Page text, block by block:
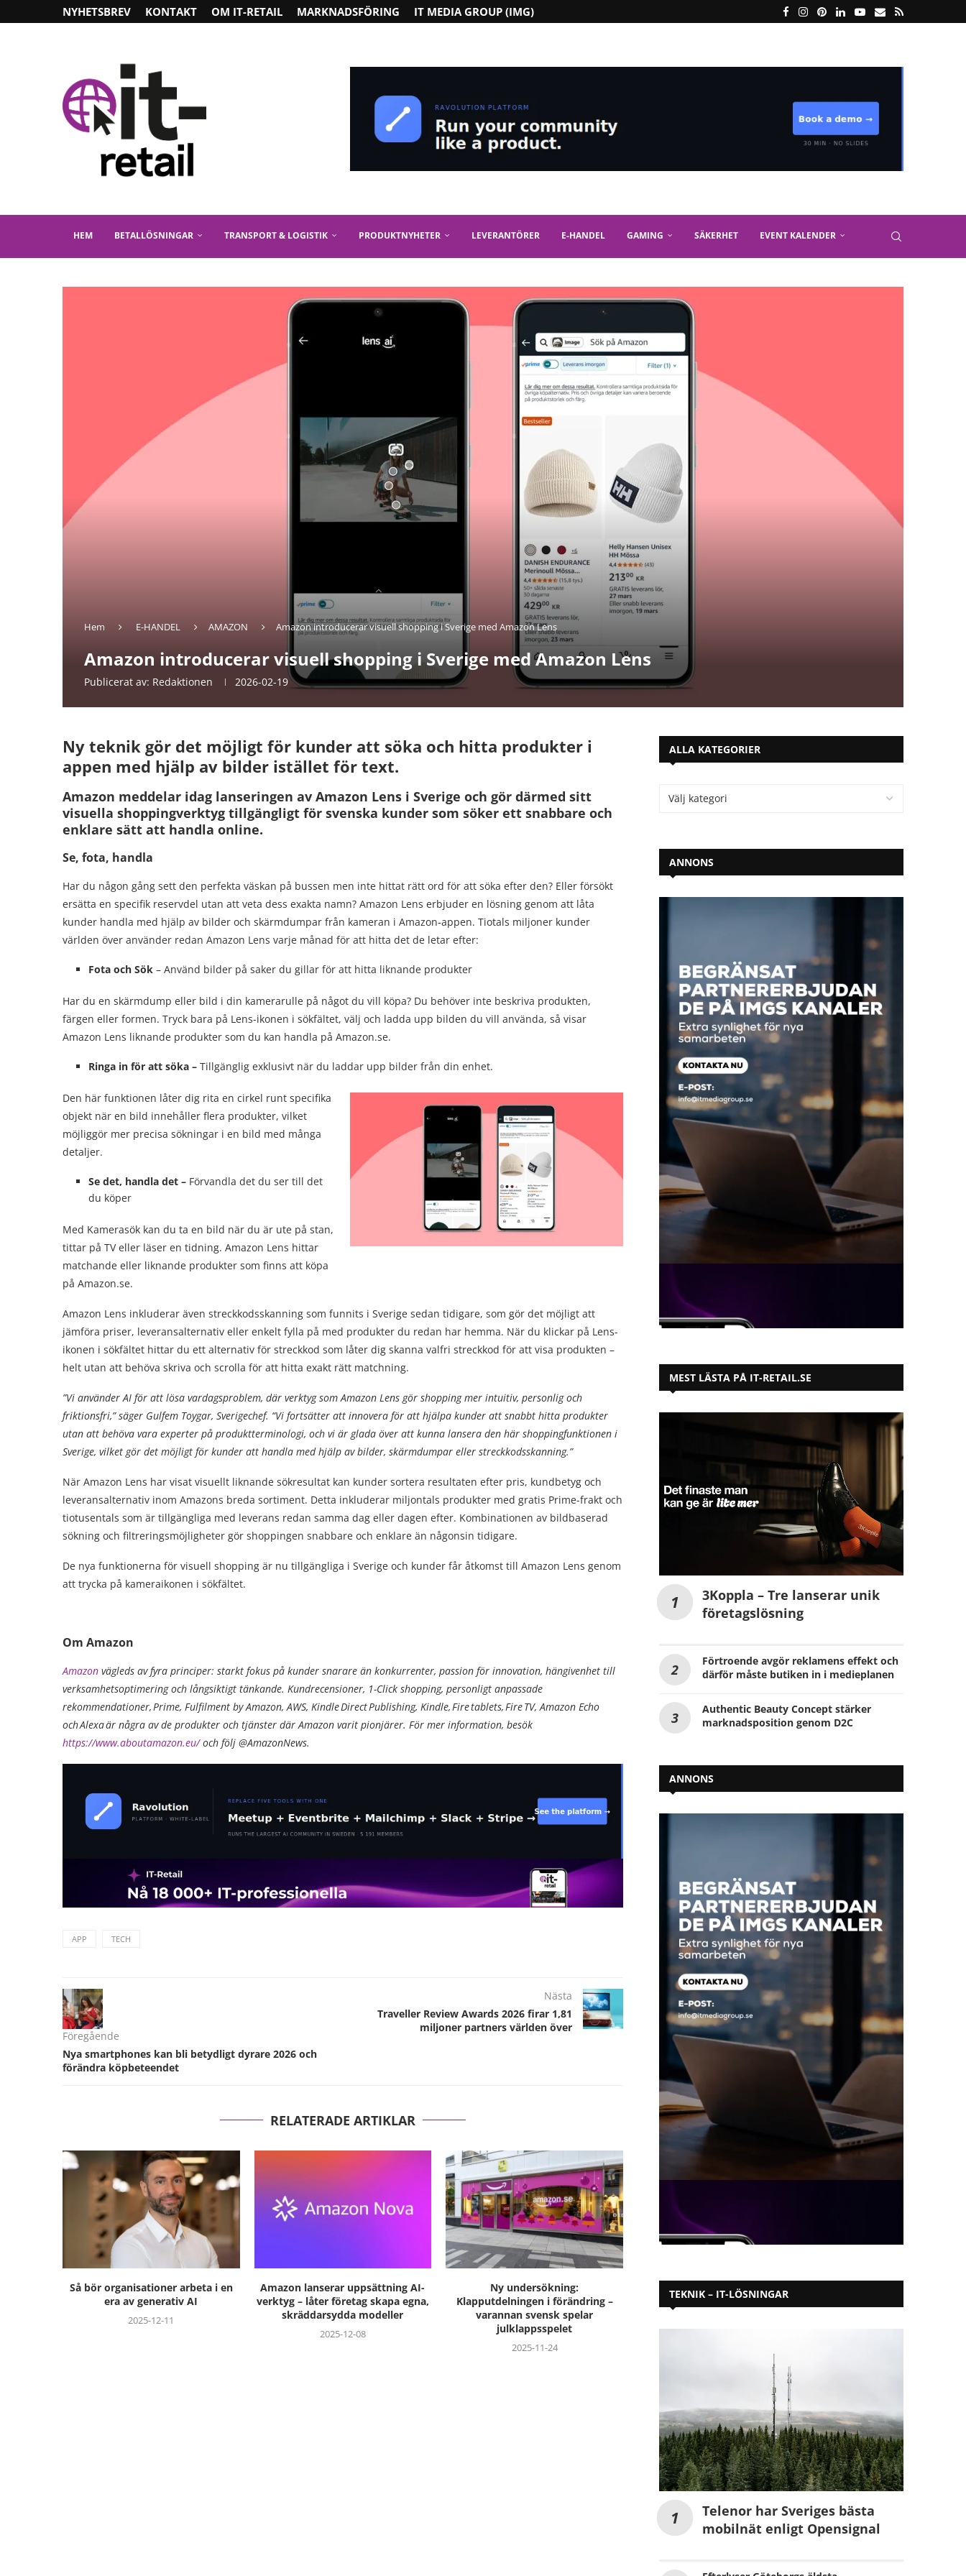
NYHETSBREV KONTAKT OM IT-RETAIL MARKNADSFÖRING IT MEDIA GROUP (IMG)
HEM BETALLÖSNINGAR TRANSPORT & LOGISTIK PRODUKTNYHETER LEVERANTÖRER E-HANDEL GAMING SÄKERHET EVENT KALENDER
Hem E-HANDEL AMAZON Amazon introducerar visuell shopping i Sverige med Amazon Lens
Amazon introducerar visuell shopping i Sverige med Amazon Lens
Publicerat av: Redaktionen 2026-02-19
Ny teknik gör det möjligt för kunder att söka och hitta produkter i
appen med hjälp av bilder istället för text.
Amazon meddelar idag lanseringen av Amazon Lens i Sverige och gör därmed sitt
visuella shoppingverktyg tillgängligt för svenska kunder som söker ett snabbare och
enklare sätt att handla online.
Se, fota, handla
Har du någon gång sett den perfekta väskan på bussen men inte hittat rätt ord för att söka efter den? Eller försökt
ersätta en specifik reservdel utan att veta dess exakta namn? Amazon Lens erbjuder en lösning genom att låta
kunder handla med hjälp av bilder och skärmdumpar från kameran i Amazon-appen. Tiotals miljoner kunder
världen över använder redan Amazon Lens varje månad för att hitta det de letar efter:
Fota och Sök – Använd bilder på saker du gillar för att hitta liknande produkter
Har du en skärmdump eller bild i din kamerarulle på något du vill köpa? Du behöver inte beskriva produkten,
färgen eller formen. Tryck bara på Lens-ikonen i sökfältet, välj och ladda upp bilden du vill använda, så visar
Amazon Lens liknande produkter som du kan handla på Amazon.se.
Ringa in för att söka – Tillgänglig exklusivt när du laddar upp bilder från din enhet.
Den här funktionen låter dig rita en cirkel runt specifika
objekt när en bild innehåller flera produkter, vilket
möjliggör mer precisa sökningar i en bild med många
detaljer.
Se det, handla det – Förvandla det du ser till det
du köper
Med Kamerasök kan du ta en bild när du är ute på stan,
tittar på TV eller läser en tidning. Amazon Lens hittar
matchande eller liknande produkter som finns att köpa
på Amazon.se.
Amazon Lens inkluderar även streckkodsskanning som funnits i Sverige sedan tidigare, som gör det möjligt att
jämföra priser, leveransalternativ eller enkelt fylla på med produkter du redan har hemma. När du klickar på Lens-
ikonen i sökfältet hittar du ett alternativ för streckkod som låter dig skanna valfri streckkod för att visa produkten –
helt utan att behöva skriva och scrolla för att hitta exakt rätt matchning.
”Vi använder AI för att lösa vardagsproblem, där verktyg som Amazon Lens gör shopping mer intuitiv, personlig och
friktionsfri,” säger Gulfem Toygar, Sverigechef. “Vi fortsätter att innovera för att hjälpa kunder att snabbt hitta produkter
utan att behöva vara experter på produktterminologi, och vi är glada över att kunna lansera den här shoppingfunktionen i
Sverige, vilket gör det möjligt för kunder att handla med hjälp av bilder, skärmdumpar eller streckkodsskanning.”
När Amazon Lens har visat visuellt liknande sökresultat kan kunder sortera resultaten efter pris, kundbetyg och
leveransalternativ inom Amazons breda sortiment. Detta inkluderar miljontals produkter med gratis Prime-frakt och
tiotusentals som är tillgängliga med leverans redan samma dag eller dagen efter. Kombinationen av bildbaserad
sökning och filtreringsmöjligheter gör shoppingen snabbare och enklare än någonsin tidigare.
De nya funktionerna för visuell shopping är nu tillgängliga i Sverige och kunder får åtkomst till Amazon Lens genom
att trycka på kameraikonen i sökfältet.
Om Amazon
Amazon vägleds av fyra principer: starkt fokus på kunder snarare än konkurrenter, passion för innovation, hängivenhet till
verksamhetsoptimering och långsiktigt tänkande. Kundrecensioner, 1-Click shopping, personligt anpassade
rekommendationer, Prime, Fulfilment by Amazon, AWS, Kindle Direct Publishing, Kindle, Fire tablets, Fire TV, Amazon Echo
och Alexa är några av de produkter och tjänster där Amazon varit pionjärer. För mer information, besök
https://www.aboutamazon.eu/och följ @AmazonNews.
APP TECH
Föregående
Nya smartphones kan bli betydligt dyrare 2026 och
förändra köpbeteendet
Nästa
Traveller Review Awards 2026 firar 1,81
miljoner partners världen över
RELATERADE ARTIKLAR
Så bör organisationer arbeta i en
era av generativ AI
2025-12-11
Amazon lanserar uppsättning AI-
verktyg – låter företag skapa egna,
skräddarsydda modeller
2025-12-08
Ny undersökning:
Klapputdelningen i förändring –
varannan svensk spelar
julklappsspelet
2025-11-24
ALLA KATEGORIER
ANNONS
MEST LÄSTA PÅ IT-RETAIL.SE
3Koppla – Tre lanserar unik
företagslösning
Förtroende avgör reklamens effekt och
därför måste butiken in i medieplanen
Authentic Beauty Concept stärker
marknadsposition genom D2C
ANNONS
TEKNIK – IT-LÖSNINGAR
Telenor har Sveriges bästa
mobilnät enligt Opensignal